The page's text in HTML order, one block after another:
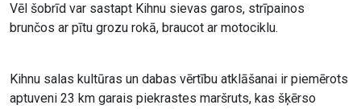
Vēl šobrīd var sastapt Kihnu sievas garos, strīpainos
brunčos ar pītu grozu rokā, braucot ar motociklu.
Kihnu salas kultūras un dabas vērtību atklāšanai ir piemērots
aptuveni 23 km garais piekrastes maršruts, kas šķērso